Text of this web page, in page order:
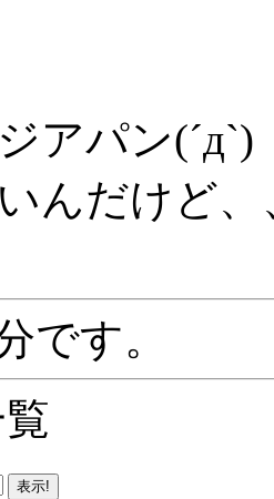
アパン(´д`)
んだけど
です。